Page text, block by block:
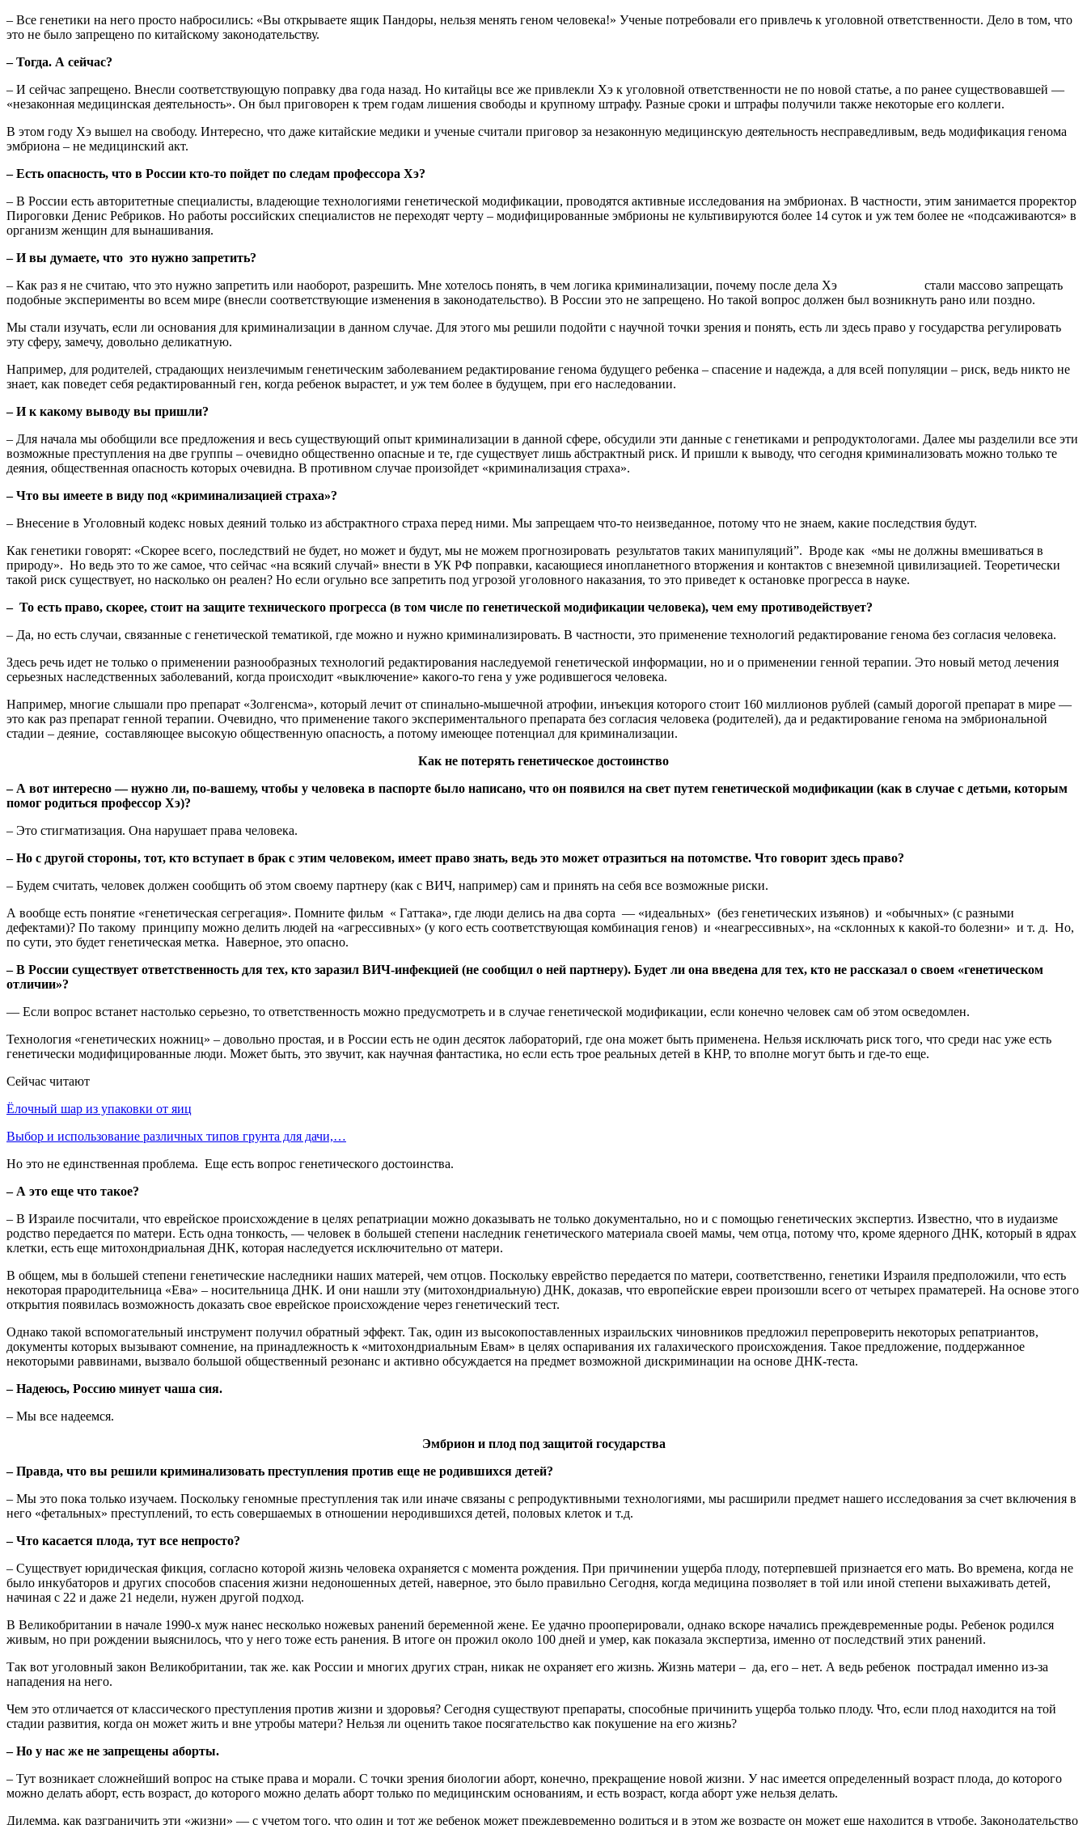
– Все генетики на него просто набросились: «Вы открываете ящик Пандоры, нельзя менять геном человека!» Ученые потребовали его привлечь к уголовной ответственности. Дело в том, что
это не было запрещено по китайскому законодательству.
– Тогда. А сейчас?
– И сейчас запрещено. Внесли соответствующую поправку два года назад. Но китайцы все же привлекли Хэ к уголовной ответственности не по новой статье, а по ранее существовавшей —
«незаконная медицинская деятельность». Он был приговорен к трем годам лишения свободы и крупному штрафу. Разные сроки и штрафы получили также некоторые его коллеги.
В этом году Хэ вышел на свободу. Интересно, что даже китайские медики и ученые считали приговор за незаконную медицинскую деятельность несправедливым, ведь модификация генома
эмбриона – не медицинский акт.
– Есть опасность, что в России кто-то пойдет по следам профессора Хэ?
– В России есть авторитетные специалисты, владеющие технологиями генетической модификации, проводятся активные исследования на эмбрионах. В частности, этим занимается проректор
Пироговки Денис Ребриков. Но работы российских специалистов не переходят черту – модифицированные эмбрионы не культивируются более 14 суток и уж тем более не «подсаживаются» в
организм женщин для вынашивания.
– И вы думаете, что это нужно запретить?
– Как раз я не считаю, что это нужно запретить или наоборот, разрешить. Мне хотелось понять, в чем логика криминализации, почему после дела Хэ стали массово запрещать
подобные эксперименты во всем мире (внесли соответствующие изменения в законодательство). В России это не запрещено. Но такой вопрос должен был возникнуть рано или поздно.
Мы стали изучать, если ли основания для криминализации в данном случае. Для этого мы решили подойти с научной точки зрения и понять, есть ли здесь право у государства регулировать
эту сферу, замечу, довольно деликатную.
Например, для родителей, страдающих неизлечимым генетическим заболеванием редактирование генома будущего ребенка – спасение и надежда, а для всей популяции – риск, ведь никто не
знает, как поведет себя редактированный ген, когда ребенок вырастет, и уж тем более в будущем, при его наследовании.
– И к какому выводу вы пришли?
– Для начала мы обобщили все предложения и весь существующий опыт криминализации в данной сфере, обсудили эти данные с генетиками и репродуктологами. Далее мы разделили все эти
возможные преступления на две группы – очевидно общественно опасные и те, где существует лишь абстрактный риск. И пришли к выводу, что сегодня криминализовать можно только те
деяния, общественная опасность которых очевидна. В противном случае произойдет «криминализация страха».
– Что вы имеете в виду под «криминализацией страха»?
– Внесение в Уголовный кодекс новых деяний только из абстрактного страха перед ними. Мы запрещаем что-то неизведанное, потому что не знаем, какие последствия будут.
Как генетики говорят: «Скорее всего, последствий не будет, но может и будут, мы не можем прогнозировать результатов таких манипуляций”. Вроде как «мы не должны вмешиваться в
природу». Но ведь это то же самое, что сейчас «на всякий случай» внести в УК РФ поправки, касающиеся инопланетного вторжения и контактов с внеземной цивилизацией. Теоретически
такой риск существует, но насколько он реален? Но если огульно все запретить под угрозой уголовного наказания, то это приведет к остановке прогресса в науке.
– То есть право, скорее, стоит на защите технического прогресса (в том числе по генетической модификации человека), чем ему противодействует?
– Да, но есть случаи, связанные с генетической тематикой, где можно и нужно криминализировать. В частности, это применение технологий редактирование генома без согласия человека.
Здесь речь идет не только о применении разнообразных технологий редактирования наследуемой генетической информации, но и о применении генной терапии. Это новый метод лечения
серьезных наследственных заболеваний, когда происходит «выключение» какого-то гена у уже родившегося человека.
Например, многие слышали про препарат «Золгенсма», который лечит от спинально-мышечной атрофии, инъекция которого стоит 160 миллионов рублей (самый дорогой препарат в мире —
это как раз препарат генной терапии. Очевидно, что применение такого экспериментального препарата без согласия человека (родителей), да и редактирование генома на эмбриональной
стадии – деяние, составляющее высокую общественную опасность, а потому имеющее потенциал для криминализации.
Как не потерять генетическое достоинство
– А вот интересно — нужно ли, по-вашему, чтобы у человека в паспорте было написано, что он появился на свет путем генетической модификации (как в случае с детьми, которым
помог родиться профессор Хэ)?
– Это стигматизация. Она нарушает права человека.
– Но с другой стороны, тот, кто вступает в брак с этим человеком, имеет право знать, ведь это может отразиться на потомстве. Что говорит здесь право?
– Будем считать, человек должен сообщить об этом своему партнеру (как с ВИЧ, например) сам и принять на себя все возможные риски.
А вообще есть понятие «генетическая сегрегация». Помните фильм « Гаттака», где люди делись на два сорта — «идеальных» (без генетических изъянов) и «обычных» (с разными
дефектами)? По такому принципу можно делить людей на «агрессивных» (у кого есть соответствующая комбинация генов) и «неагрессивных», на «склонных к какой-то болезни» и т. д. Но,
по сути, это будет генетическая метка. Наверное, это опасно.
– В России существует ответственность для тех, кто заразил ВИЧ-инфекцией (не сообщил о ней партнеру). Будет ли она введена для тех, кто не рассказал о своем «генетическом
отличии»?
— Если вопрос встанет настолько серьезно, то ответственность можно предусмотреть и в случае генетической модификации, если конечно человек сам об этом осведомлен.
Технология «генетических ножниц» – довольно простая, и в России есть не один десяток лабораторий, где она может быть применена. Нельзя исключать риск того, что среди нас уже есть
генетически модифицированные люди. Может быть, это звучит, как научная фантастика, но если есть трое реальных детей в КНР, то вполне могут быть и где-то еще.
Сейчас читают
Ёлочный шар из упаковки от яиц
Выбор и использование различных типов грунта для дачи,…
Но это не единственная проблема. Еще есть вопрос генетического достоинства.
– А это еще что такое?
– В Израиле посчитали, что еврейское происхождение в целях репатриации можно доказывать не только документально, но и с помощью генетических экспертиз. Известно, что в иудаизме
родство передается по матери. Есть одна тонкость, — человек в большей степени наследник генетического материала своей мамы, чем отца, потому что, кроме ядерного ДНК, который в ядрах
клетки, есть еще митохондриальная ДНК, которая наследуется исключительно от матери.
В общем, мы в большей степени генетические наследники наших матерей, чем отцов. Поскольку еврейство передается по матери, соответственно, генетики Израиля предположили, что есть
некоторая прародительница «Ева» – носительница ДНК. И они нашли эту (митохондриальную) ДНК, доказав, что европейские евреи произошли всего от четырех праматерей. На основе этого
открытия появилась возможность доказать свое еврейское происхождение через генетический тест.
Однако такой вспомогательный инструмент получил обратный эффект. Так, один из высокопоставленных израильских чиновников предложил перепроверить некоторых репатриантов,
документы которых вызывают сомнение, на принадлежность к «митохондриальным Евам» в целях оспаривания их галахического происхождения. Такое предложение, поддержанное
некоторыми раввинами, вызвало большой общественный резонанс и активно обсуждается на предмет возможной дискриминации на основе ДНК-теста.
– Надеюсь, Россию минует чаша сия.
– Мы все надеемся.
Эмбрион и плод под защитой государства
– Правда, что вы решили криминализовать преступления против еще не родившихся детей?
– Мы это пока только изучаем. Поскольку геномные преступления так или иначе связаны с репродуктивными технологиями, мы расширили предмет нашего исследования за счет включения в
него «фетальных» преступлений, то есть совершаемых в отношении неродившихся детей, половых клеток и т.д.
– Что касается плода, тут все непросто?
– Существует юридическая фикция, согласно которой жизнь человека охраняется с момента рождения. При причинении ущерба плоду, потерпевшей признается его мать. Во времена, когда не
было инкубаторов и других способов спасения жизни недоношенных детей, наверное, это было правильно Сегодня, когда медицина позволяет в той или иной степени выхаживать детей,
начиная с 22 и даже 21 недели, нужен другой подход.
В Великобритании в начале 1990-х муж нанес несколько ножевых ранений беременной жене. Ее удачно прооперировали, однако вскоре начались преждевременные роды. Ребенок родился
живым, но при рождении выяснилось, что у него тоже есть ранения. В итоге он прожил около 100 дней и умер, как показала экспертиза, именно от последствий этих ранений.
Так вот уголовный закон Великобритании, так же. как России и многих других стран, никак не охраняет его жизнь. Жизнь матери – да, его – нет. А ведь ребенок пострадал именно из-за
нападения на него.
Чем это отличается от классического преступления против жизни и здоровья? Сегодня существуют препараты, способные причинить ущерба только плоду. Что, если плод находится на той
стадии развития, когда он может жить и вне утробы матери? Нельзя ли оценить такое посягательство как покушение на его жизнь?
– Но у нас же не запрещены аборты.
– Тут возникает сложнейший вопрос на стыке права и морали. С точки зрения биологии аборт, конечно, прекращение новой жизни. У нас имеется определенный возраст плода, до которого
можно делать аборт, есть возраст, до которого можно делать аборт только по медицинским основаниям, и есть возраст, когда аборт уже нельзя делать.
Дилемма, как разграничить эти «жизни» — с учетом того, что один и тот же ребенок может преждевременно родиться и в этом же возрасте он может еще находится в утробе. Законодательство